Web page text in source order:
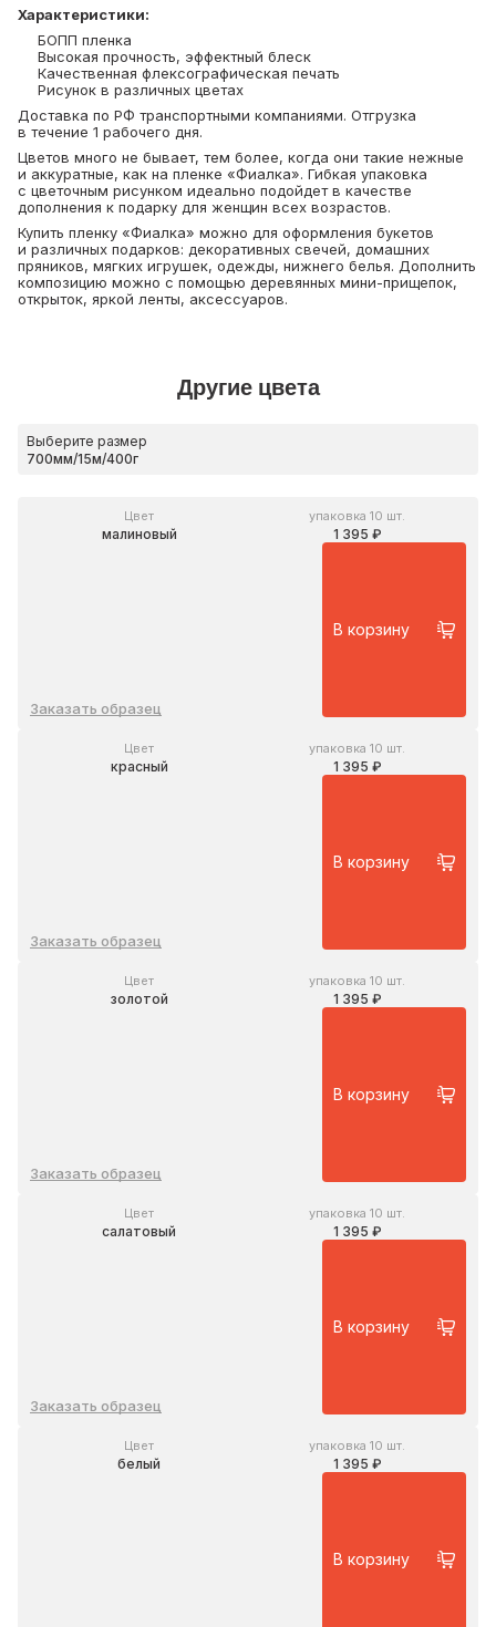
Характеристики:
БОПП пленка
Высокая прочность, эффектный блеск
Качественная флексографическая печать
Рисунок в различных цветах
Доставка по РФ транспортными компаниями. Отгрузка
в течение 1 рабочего дня.
Цветов много не бывает, тем более, когда они такие нежные
и аккуратные, как на пленке «Фиалка». Гибкая упаковка
с цветочным рисунком идеально подойдет в качестве
дополнения к подарку для женщин всех возрастов.
Купить пленку «Фиалка» можно для оформления букетов
и различных подарков: декоративных свечей, домашних
пряников, мягких игрушек, одежды, нижнего белья. Дополнить
композицию можно с помощью деревянных мини-прищепок,
открыток, яркой ленты, аксессуаров.
Другие цвета
Выберите размер
Цвет
малиновый
упаковка 10 шт.
1 395 ₽
Заказать образец
В корзину
Цвет
красный
упаковка 10 шт.
1 395 ₽
Заказать образец
В корзину
Цвет
золотой
упаковка 10 шт.
1 395 ₽
Заказать образец
В корзину
Цвет
салатовый
упаковка 10 шт.
1 395 ₽
Заказать образец
В корзину
Цвет
белый
упаковка 10 шт.
1 395 ₽
В корзину